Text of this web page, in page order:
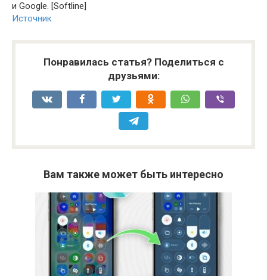
и Google. [Softline]
Источник
Понравилась статья? Поделиться с
друзьями:
Вам также может быть интересно